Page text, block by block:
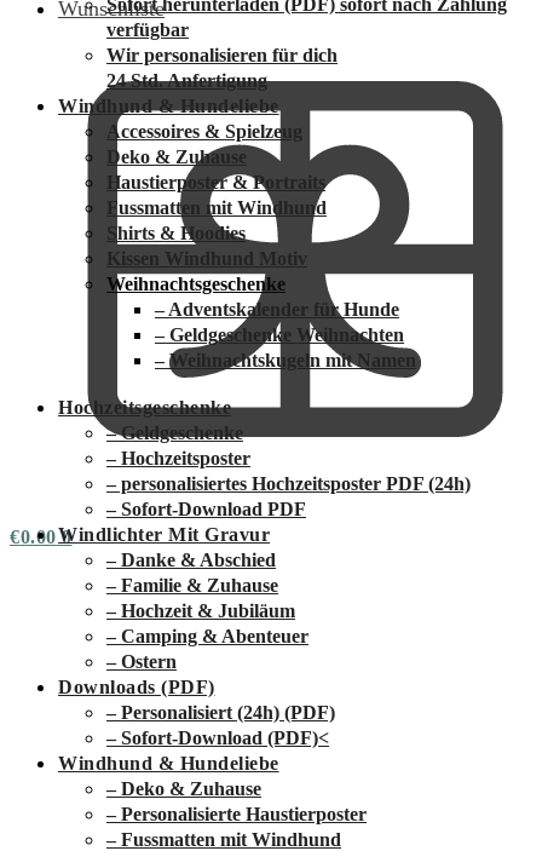
Wunschliste
€0.00 0
Sofort herunterladen (PDF) sofort nach Zahlung
verfügbar
Wir personalisieren für dich
24 Std. Anfertigung
Windhund & Hundeliebe
Accessoires & Spielzeug
Deko & Zuhause
Haustierposter & Portraits
Fussmatten mit Windhund
Shirts & Hoodies
Kissen Windhund Motiv
Weihnachtsgeschenke
– Adventskalender für Hunde
– Geldgeschenke Weihnachten
– Weihnachtskugeln mit Namen
Hochzeitsgeschenke
– Geldgeschenke
– Hochzeitsposter
– personalisiertes Hochzeitsposter PDF (24h)
– Sofort-Download PDF
Windlichter Mit Gravur
– Danke & Abschied
– Familie & Zuhause
– Hochzeit & Jubiläum
– Camping & Abenteuer
– Ostern
Downloads (PDF)
– Personalisiert (24h) (PDF)
– Sofort-Download (PDF)<
Windhund & Hundeliebe
– Deko & Zuhause
– Personalisierte Haustierposter
– Fussmatten mit Windhund